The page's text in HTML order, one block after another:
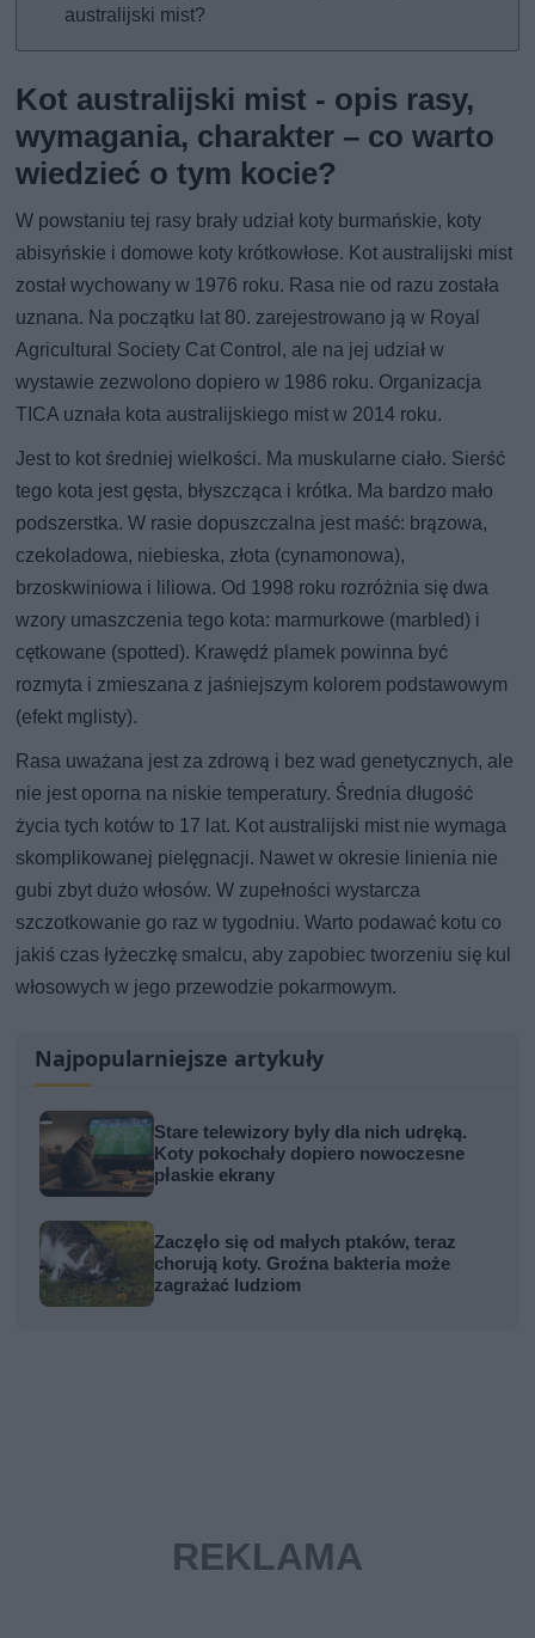
australijski mist?
Kot australijski mist - opis rasy,
wymagania, charakter – co warto
wiedzieć o tym kocie?
W powstaniu tej rasy brały udział koty burmańskie, koty
abisyńskie i domowe koty krótkowłose. Kot australijski mist
został wychowany w 1976 roku. Rasa nie od razu została
uznana. Na początku lat 80. zarejestrowano ją w Royal
Agricultural Society Cat Control, ale na jej udział w
wystawie zezwolono dopiero w 1986 roku. Organizacja
TICA uznała kota australijskiego mist w 2014 roku.
Jest to kot średniej wielkości. Ma muskularne ciało. Sierść
tego kota jest gęsta, błyszcząca i krótka. Ma bardzo mało
podszerstka. W rasie dopuszczalna jest maść: brązowa,
czekoladowa, niebieska, złota (cynamonowa),
brzoskwiniowa i liliowa. Od 1998 roku rozróżnia się dwa
wzory umaszczenia tego kota: marmurkowe (marbled) i
cętkowane (spotted). Krawędź plamek powinna być
rozmyta i zmieszana z jaśniejszym kolorem podstawowym
(efekt mglisty).
Rasa uważana jest za zdrową i bez wad genetycznych, ale
nie jest oporna na niskie temperatury. Średnia długość
życia tych kotów to 17 lat. Kot australijski mist nie wymaga
skomplikowanej pielęgnacji. Nawet w okresie linienia nie
gubi zbyt dużo włosów. W zupełności wystarcza
szczotkowanie go raz w tygodniu. Warto podawać kotu co
jakiś czas łyżeczkę smalcu, aby zapobiec tworzeniu się kul
włosowych w jego przewodzie pokarmowym.
Najpopularniejsze artykuły
Stare telewizory były dla nich udręką.
Koty pokochały dopiero nowoczesne
płaskie ekrany
Zaczęło się od małych ptaków, teraz
chorują koty. Groźna bakteria może
zagrażać ludziom